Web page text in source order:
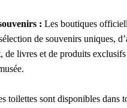
: Les boutiques
de souvenirs uniques,
de livres et de produits
toilettes sont disponibles dans